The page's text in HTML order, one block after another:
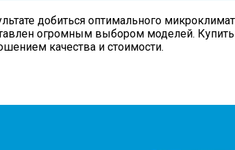
добиться оптимального
огромным выбором моделей.
качества и стоимости.